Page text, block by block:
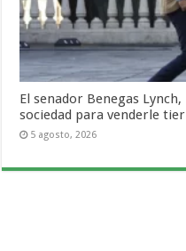
El senador Benegas
sociedad para venderle
5 agosto, 2026